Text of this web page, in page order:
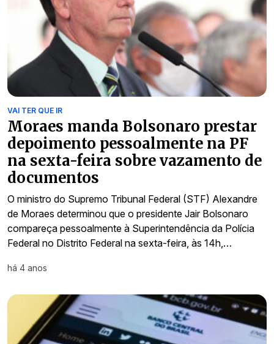
VAI TER QUE IR
Moraes manda Bolsonaro prestar
depoimento pessoalmente na PF
na sexta-feira sobre vazamento de
documentos
O ministro do Supremo Tribunal Federal (STF) Alexandre
de Moraes determinou que o presidente Jair Bolsonaro
compareça pessoalmente à Superintendência da Polícia
Federal no Distrito Federal na sexta-feira, às 14h,…
há 4 anos